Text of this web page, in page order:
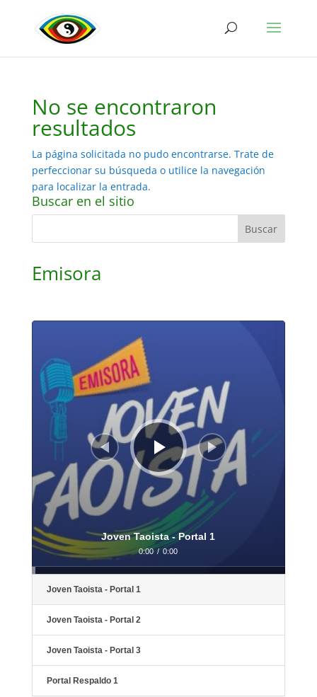
No se encontraron
resultados
La página solicitada no pudo encontrarse. Trate de
perfeccionar su búsqueda o utilice la navegación
para localizar la entrada.
Buscar en el sitio
Emisora
Reproductor
Joven Taoista - Portal 1
0:00 / 0:00
Joven Taoista - Portal 1
Joven Taoista - Portal 2
Joven Taoista - Portal 3
Portal Respaldo 1